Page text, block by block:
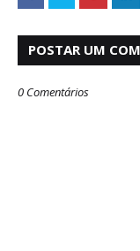
POSTAR UM
0 Comentários